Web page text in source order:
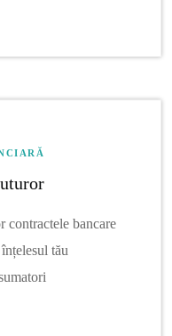
contractele bancare
tău